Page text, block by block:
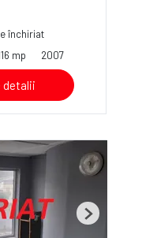
închiriat
mp 2007
detalii
Next